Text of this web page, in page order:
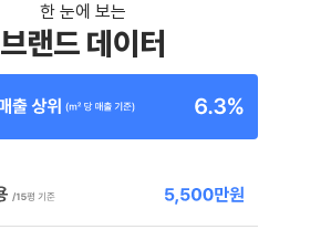
한 눈에 보는
브랜드 데이터